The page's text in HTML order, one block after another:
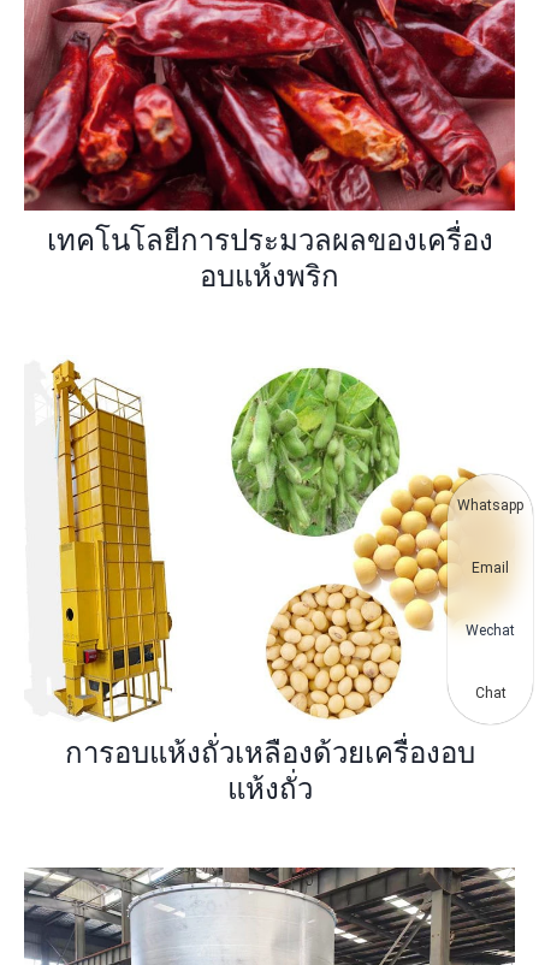
เทคโนโลยีการประมวลผลของเครื่อง
อบแห้งพริก
การอบแห้งถั่วเหลืองด้วยเครื่องอบ
แห้งถั่ว
Whatsapp
Email
Wechat
Chat